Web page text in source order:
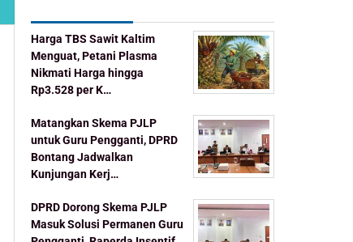
Harga TBS Sawit Kaltim
Menguat, Petani Plasma
Nikmati Harga hingga
Rp3.528 per K…
Matangkan Skema PJLP
untuk Guru Pengganti, DPRD
Bontang Jadwalkan
Kunjungan Kerj…
DPRD Dorong Skema PJLP
Masuk Solusi Permanen Guru